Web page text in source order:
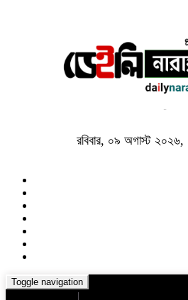
রবিবার, ০৯ অগাস্ট
Toggle navigation